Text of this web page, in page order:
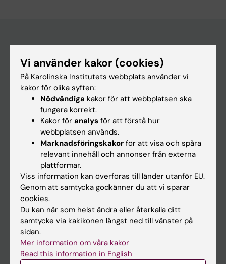
Huvudmeny
Utbildning
Forskarutbildning
Forskning
Nyheter
Kalender
Student
Ladok
Canvas
Vi använder kakor (cookies)
På Karolinska Institutets webbplats använder vi
kakor för olika syften:
Nödvändiga kakor för att webbplatsen ska
fungera korrekt.
Kakor för analys för att förstå hur
webbplatsen används.
Marknadsföringskakor för att visa och spåra
relevant innehåll och annonser från externa
plattformar.
Viss information kan överföras till länder utanför EU.
Genom att samtycka godkänner du att vi sparar
cookies.
Du kan när som helst ändra eller återkalla ditt
samtycke via kakikonen längst ned till vänster på
sidan.
Mer information om våra kakor
Read this information in English